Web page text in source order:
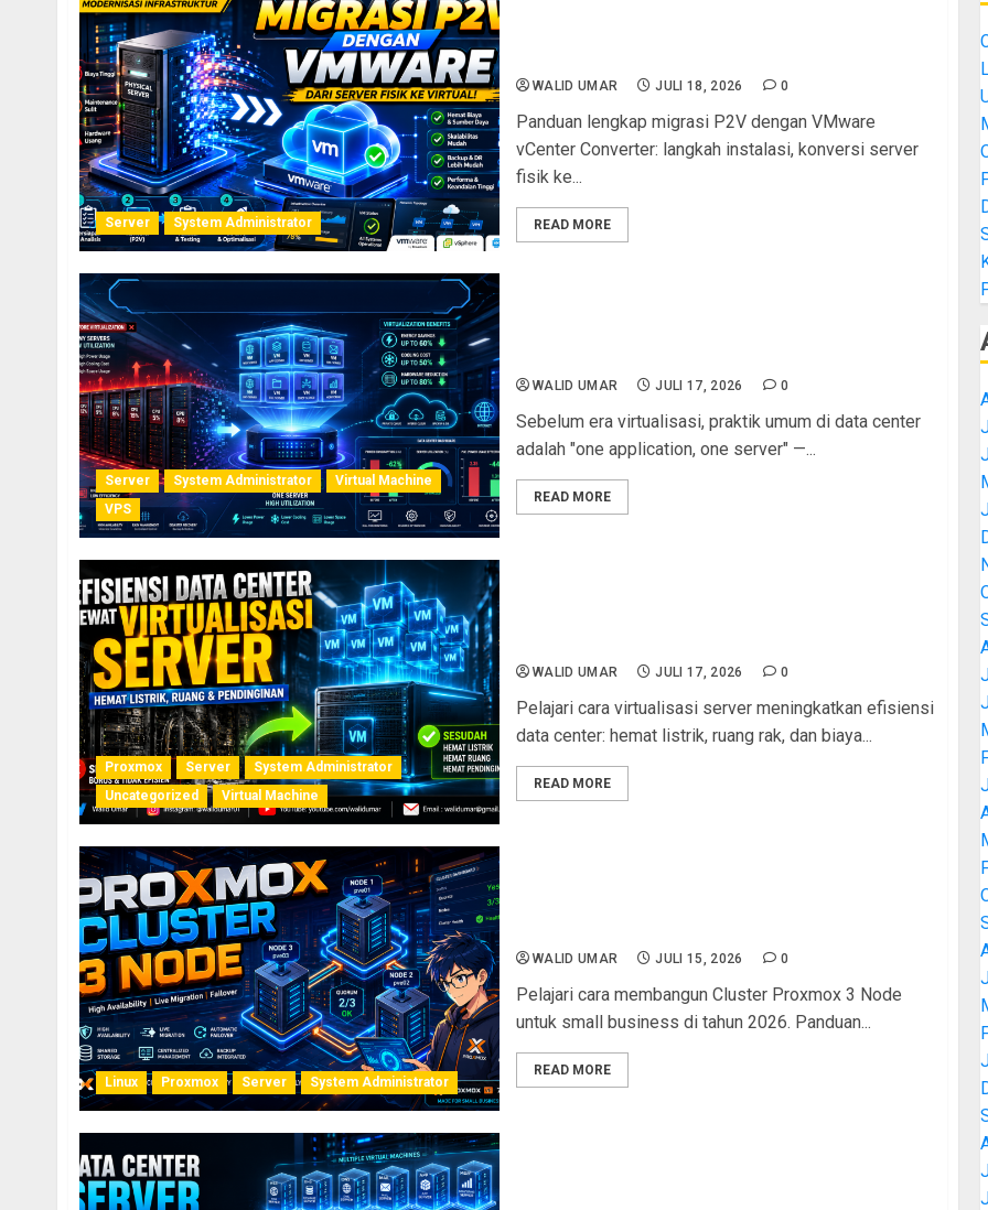
Server System Administrator
WALID UMAR JULI 18, 2026 0
Panduan lengkap migrasi P2V dengan VMware
vCenter Converter: langkah instalasi, konversi server
fisik ke...
READ MORE
Server System Administrator
Virtual Machine
VPS
WALID UMAR JULI 17, 2026 0
Sebelum era virtualisasi, praktik umum di data center
adalah "one application, one server" —...
READ MORE
Proxmox Server
System Administrator
Uncategorized
Virtual Machine
WALID UMAR JULI 17, 2026 0
Pelajari cara virtualisasi server meningkatkan efisiensi
data center: hemat listrik, ruang rak, dan biaya...
READ MORE
Linux Proxmox Server System Administrator
WALID UMAR JULI 15, 2026 0
Pelajari cara membangun Cluster Proxmox 3 Node
untuk small business di tahun 2026. Panduan...
READ MORE